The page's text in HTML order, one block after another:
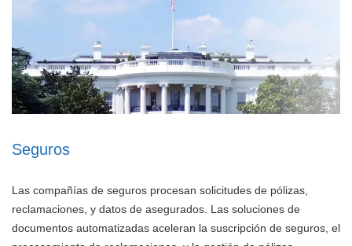
Seguros
Las compañías de seguros procesan solicitudes de pólizas,
reclamaciones, y datos de asegurados. Las soluciones de
documentos automatizadas aceleran la suscripción de seguros, el